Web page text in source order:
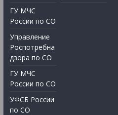
ГУ МЧС
России по СО
Управление
Роспотребна
дзора по СО
ГУ МЧС
России по СО
УФСБ России
по СО